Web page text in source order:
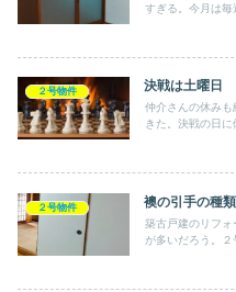
すぎる。今月は毎
２号物件 決戦は土曜日
仲介さんの休みも
きた。決戦の日
２号物件 襖の引手の種類
築古戸建のリフォ
が多いだろう。２